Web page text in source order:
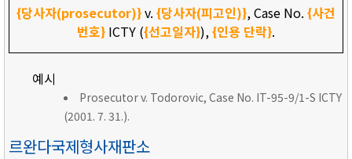
{당사자(prosecutor)}v. {당사자(피고인)}, Case No. {사건
번호} ICTY ({선고일자}),{인용 단락}.
예시
Prosecutor v. Todorovic, Case No. IT-95-9/1-S ICTY
(2001. 7. 31.).
르완다국제형사재판소